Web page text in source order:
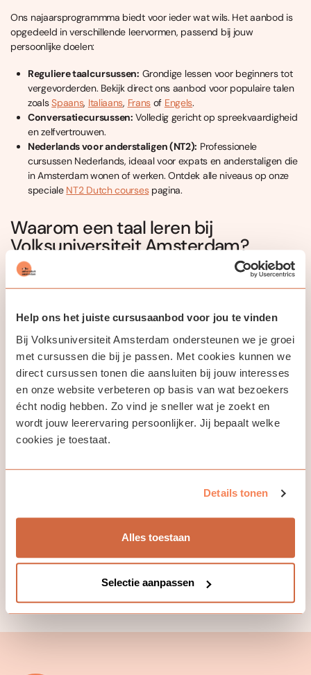
Help ons het juiste cursusaanbod voor jou te vinden
Bij Volksuniversiteit Amsterdam ondersteunen we je groei
met cursussen die bij je passen. Met cookies kunnen we
direct cursussen tonen die aansluiten bij jouw interesses
en onze website verbeteren op basis van wat bezoekers
écht nodig hebben. Zo vind je sneller wat je zoekt en
wordt jouw leerervaring persoonlijker. Jij bepaalt welke
cookies je toestaat.
Details tonen
Alles toestaan
Selectie aanpassen
Ons najaarsprogrammma biedt voor ieder wat wils. Het aanbod is
opgedeeld in verschillende leervormen, passend bij jouw
persoonlijke doelen:
Reguliere taalcursussen: Grondige lessen voor beginners tot
vergevorderden. Bekijk direct ons aanbod voor populaire talen
zoalsSpaans, Italiaans, Frans of Engels.
Conversatiecursussen: Volledig gericht op spreekvaardigheid
en zelfvertrouwen.
Nederlands voor anderstaligen (NT2): Professionele
cursussen Nederlands, ideaal voor expats en anderstaligen die
in Amsterdam wonen of werken. Ontdek alle niveaus op onze
speciale NT2 Dutch coursespagina.
Waarom een taal leren bij
Volksuniversiteit Amsterdam?
Erkende kwaliteit:
Leer van professionele en enthousiaste
docenten.
met medecursisten.
Locatie & Online: Volg fysiek les in Amsterdam of comfortabel
Toegankelijk niveau:Cursussen sluiten nauwkeurig aan op het
Europees Referentiekader (ERK).
Inschrijven voor aankomend
cursusseizoen
voor maximale persoonlijke aandacht, zijn de plekken beperkt.
Bekijk alle 30 taalcursussen en claim jouw plek
onlineintakeprocedurevoor een advies op maat.